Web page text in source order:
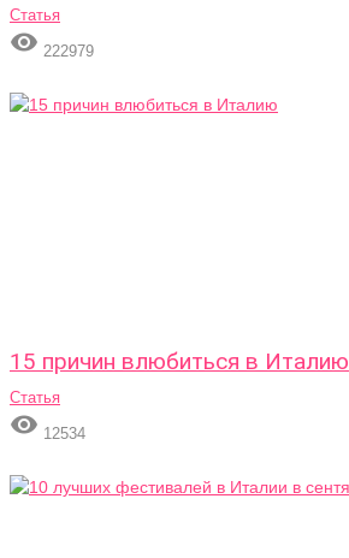
Статья
 222979
15 причин влюбиться в Италию
Статья
 12534